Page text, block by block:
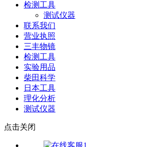
检测工具
测试仪器
联系我们
营业执照
三丰物镜
检测工具
实验用品
柴田科学
日本工具
理化分析
测试仪器
点击关闭